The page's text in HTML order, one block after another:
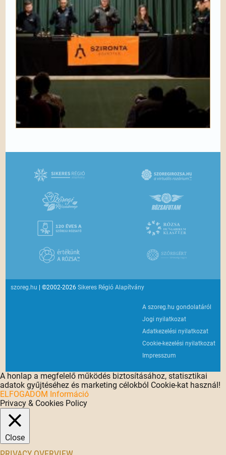
szoreg.hu | ©2002-2026Sikeres Régió Alapítvány
A szoreg.hu gondolatáról
Jogi nyilatkozat
Adatkezelési nyilatkozat
Cookie-kezelési nyilatkozat
Impresszum
A honlap a megfelelő működés biztosításához, statisztikai
adatok gyűjtéséhez és marketing célokból Cookie-kat használ!
ELFOGADOM Információ
Privacy & Cookies Policy
Close